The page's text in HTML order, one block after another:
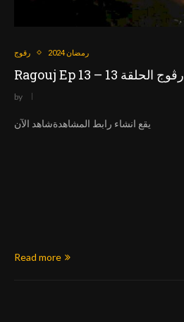
رقوج رمضان 2024
Ragouj Ep 13 – رڨوج الحلقة 13
by
يقع انشاء رابط المشاهدةشاهد الآن
Read more